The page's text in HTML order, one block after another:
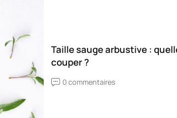
Taille sauge arbustive :
couper ?
0 commentaires